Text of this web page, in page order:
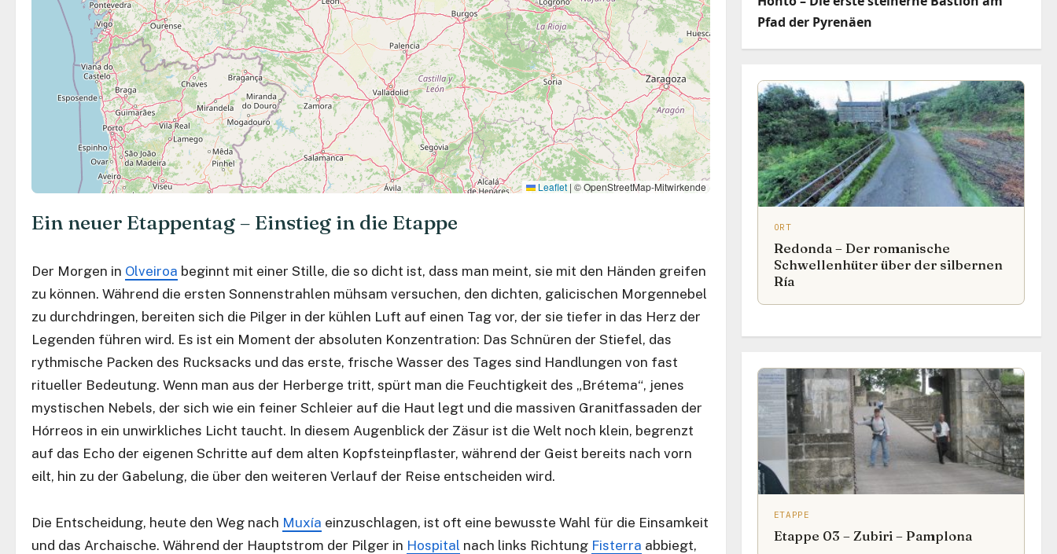
Leaflet | © OpenStreetMap-Mitwirkende
Ein neuer Etappentag – Einstieg in die Etappe
Der Morgen in Olveiroa beginnt mit einer Stille, die so dicht ist, dass man meint, sie mit den Händen greifen
zu können. Während die ersten Sonnenstrahlen mühsam versuchen, den dichten, galicischen Morgennebel
zu durchdringen, bereiten sich die Pilger in der kühlen Luft auf einen Tag vor, der sie tiefer in das Herz der
Legenden führen wird. Es ist ein Moment der absoluten Konzentration: Das Schnüren der Stiefel, das
rythmische Packen des Rucksacks und das erste, frische Wasser des Tages sind Handlungen von fast
ritueller Bedeutung. Wenn man aus der Herberge tritt, spürt man die Feuchtigkeit des „Brétema“, jenes
mystischen Nebels, der sich wie ein feiner Schleier auf die Haut legt und die massiven Granitfassaden der
Hórreos in ein unwirkliches Licht taucht. In diesem Augenblick der Zäsur ist die Welt noch klein, begrenzt
auf das Echo der eigenen Schritte auf dem alten Kopfsteinpflaster, während der Geist bereits nach vorn
eilt, hin zu der Gabelung, die über den weiteren Verlauf der Reise entscheiden wird.
Die Entscheidung, heute den Weg nach Muxía einzuschlagen, ist oft eine bewusste Wahl für die Einsamkeit
und das Archaische. Während der Hauptstrom der Pilger in Hospital nach links Richtung Fisterra abbiegt,
Pfad der Pyrenäen
ORT
Redonda – Der romanische
Schwellenhüter über der silbernen
Ría
ETAPPE
Etappe 03 – Zubiri – Pamplona